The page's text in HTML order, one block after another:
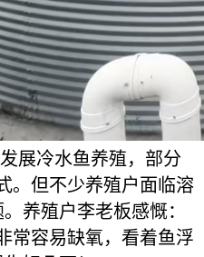
冷水鱼养殖，部分
。但不少养殖户面临溶
养殖户李老板感慨：
常容易缺氧，看着鱼浮